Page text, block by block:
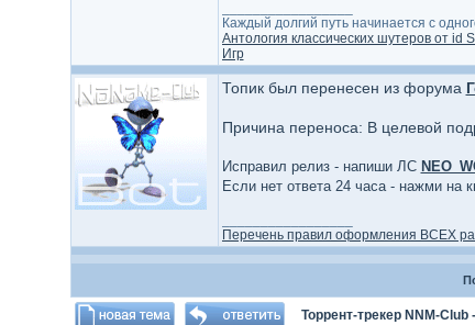
Каждый долгий путь начинается с
Антология классических шутеров от id
Игр
Топик был перенесен из форума
Причина переноса: В целевой
Исправил релиз - напиши ЛС
Если нет ответа 24 часа - нажми на
Перечень правил оформления ВСЕХ
Торрент-трекер NNM-Club